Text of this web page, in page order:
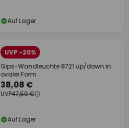
Auf Lager
UVP -20%
Gips-Wandleuchte 8721 up/down in
ovaler Form
38,08 €
UVP47,59 €
Auf Lager